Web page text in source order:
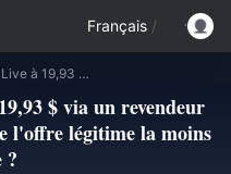
Français /
1000 diamants Bigo Live à 19,93 $ via un revendeur américain (juin 2026) : est-ce l'offre légitime la moins chère ?
$ via un revendeur
l'offre légitime la moins
?